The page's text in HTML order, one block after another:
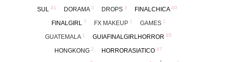
SUL 41 DORAMA3 DROPS 3 FINALCHICA40
FINALGIRL 7 FX MAKEUP 1 GAMES 1
GUATEMALA 1 GUIAFINALGIRLHORROR 85
HONGKONG 2 HORRORASIATICO 47